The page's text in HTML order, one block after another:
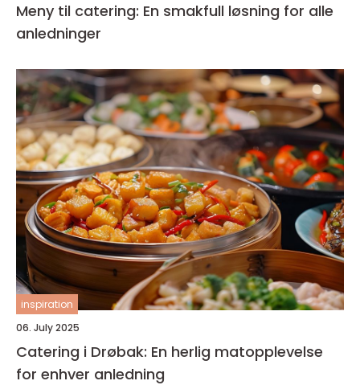
Meny til catering: En smakfull løsning for alle
anledninger
inspiration
06. July 2025
Catering i Drøbak: En herlig matopplevelse
for enhver anledning